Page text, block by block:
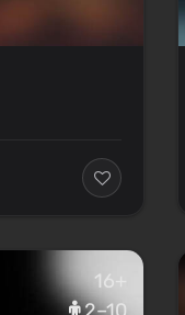
16+